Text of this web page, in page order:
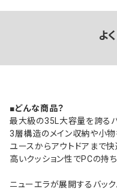
よ
■どんな商品？
最大級の35L大容量を誇るバ
3層構造のメイン収納や小物
ユースからアウトドアまで快
高いクッション性でPCの持
ニューエラが展開するバッ